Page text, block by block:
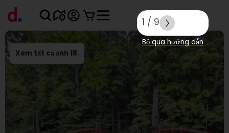
Xem tất cả ảnh 18.
1 / 9
Bỏ qua hướng dẫn